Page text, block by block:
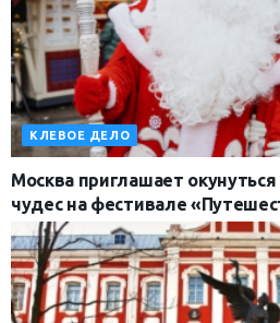
КЛЕВОЕ ДЕЛО
Москва приглашает
чудес на фестивале